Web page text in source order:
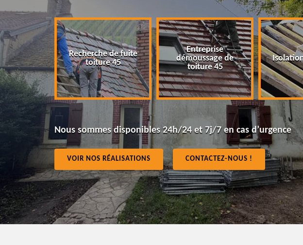
Recherche de fuite
toiture 45
Entreprise
démoussage de
toiture 45
Isolation toiture 45
Nous sommes disponibles 24h/24 et 7j/7 en cas d’urgence
VOIR NOS RÉALISATIONS CONTACTEZ-NOUS !